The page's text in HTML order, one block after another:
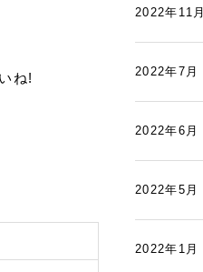
ね!
2022年11月
2022年7月
2022年6月
2022年5月
2022年1月